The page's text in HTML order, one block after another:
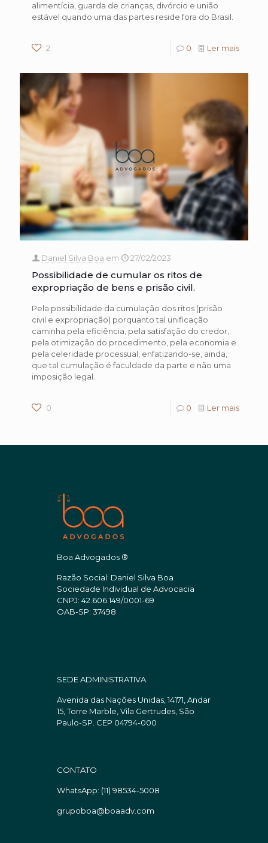
alimentícia, guarda de crianças, divórcio e união
estável quando uma das partes reside fora do Brasil.
2 0 Ler mais
Daniel Silva Boa em 27/02/2023
Possibilidade de cumular os ritos de
expropriação de bens e prisão civil.
Pela possibilidade da cumulação dos ritos (prisão
civil e expropriação) porquanto tal unificação
caminha pela eficiência, pela satisfação do credor,
pela otimização do procedimento, pela economia e
pela celeridade processual, enfatizando-se, ainda,
que tal cumulação é faculdade da parte e não uma
imposição legal.
0 0 Ler mais
Boa Advogados ®
Razão Social: Daniel Silva Boa
Sociedade Individual de Advocacia
CNPJ: 42.606.149/0001-69
OAB-SP: 37498
SEDE ADMINISTRATIVA
Avenida das Nações Unidas, 14171, Andar
15, Torre Marble, Vila Gertrudes, São
Paulo-SP. CEP 04794-000
CONTATO
WhatsApp: (11) 98534-5008
grupoboa@boaadv.com